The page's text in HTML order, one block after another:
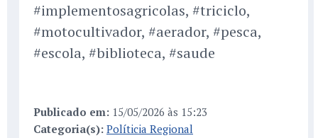
#implementosagricolas, #triciclo,
#motocultivador, #aerador, #pesca,
#escola, #biblioteca, #saude
Publicado em: 15/05/2026 às 15:23
Categoria(s): Políticia Regional